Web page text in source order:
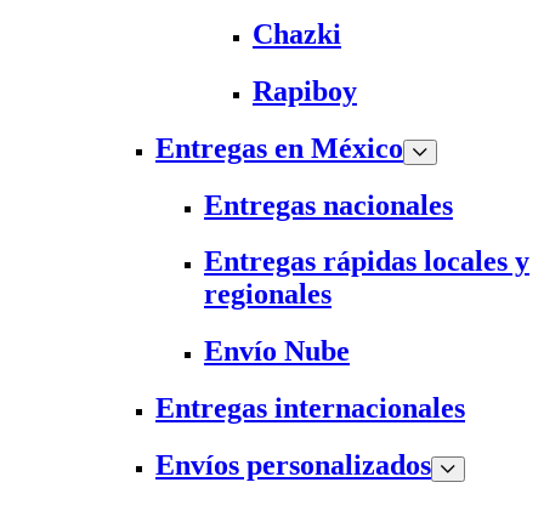
Chazki
Rapiboy
Entregas en México
Entregas nacionales
Entregas rápidas locales y
regionales
Envío Nube
Entregas internacionales
Envíos personalizados